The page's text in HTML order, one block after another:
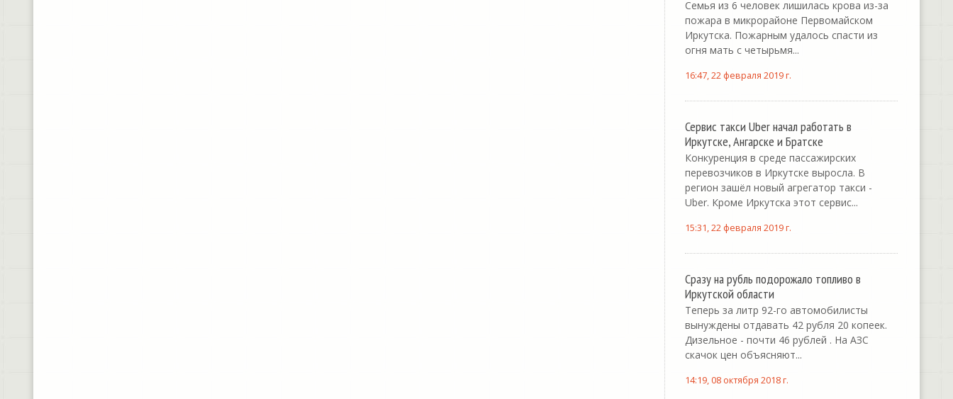
Семья из 6 человек лишилась крова из-за
пожара в микрорайоне Первомайском
Иркутска. Пожарным удалось спасти из
огня мать с четырьмя...
16:47, 22 февраля 2019 г.
Сервис такси Uber начал работать в
Иркутске, Ангарске и Братске
Конкуренция в среде пассажирских
перевозчиков в Иркутске выросла. В
регион зашёл новый агрегатор такси -
Uber. Кроме Иркутска этот сервис...
15:31, 22 февраля 2019 г.
Сразу на рубль подорожало топливо в
Иркутской области
Теперь за литр 92-го автомобилисты
вынуждены отдавать 42 рубля 20 копеек.
Дизельное - почти 46 рублей . На АЗС
скачок цен объясняют...
14:19, 08 октября 2018 г.